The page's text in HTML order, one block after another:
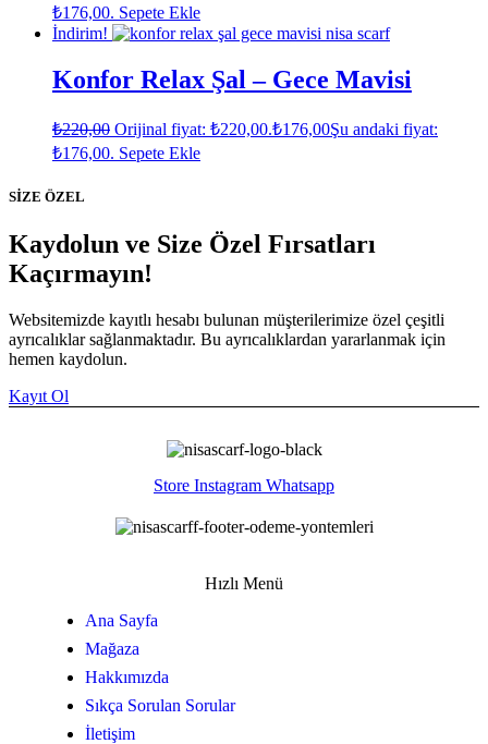
₺176,00. Sepete Ekle
İndirim!
Konfor Relax Şal – Gece Mavisi
₺220,00 Orijinal fiyat: ₺220,00.₺176,00Şu andaki fiyat:
₺176,00. Sepete Ekle
SİZE ÖZEL
Kaydolun ve Size Özel Fırsatları
Kaçırmayın!
Websitemizde kayıtlı hesabı bulunan müşterilerimize özel çeşitli
ayrıcalıklar sağlanmaktadır. Bu ayrıcalıklardan yararlanmak için
hemen kaydolun.
Kayıt Ol
Store Instagram Whatsapp
Hızlı Menü
Ana Sayfa
Mağaza
Hakkımızda
Sıkça Sorulan Sorular
İletişim